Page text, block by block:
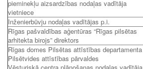
pieminekļu aizsardzības nodaļas vadītāja
vietniece
Inženierbūvju nodaļas vadītājas p.i.
Rīgas pašvaldības aģentūras “Rīgas pilsētas
arhitekta birojs” direktors
Rīgas domes Pilsētas attīstības departamenta
Pilsētvides attīstības pārvaldes